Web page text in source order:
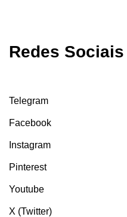
Redes Sociais
Telegram
Facebook
Instagram
Pinterest
Youtube
X (Twitter)